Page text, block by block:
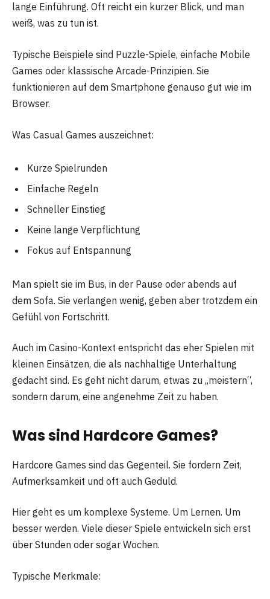
lange Einführung. Oft reicht ein kurzer Blick, und man
weiß, was zu tun ist.
Typische Beispiele sind Puzzle-Spiele, einfache Mobile
Games oder klassische Arcade-Prinzipien. Sie
funktionieren auf dem Smartphone genauso gut wie im
Browser.
Was Casual Games auszeichnet:
Kurze Spielrunden
Einfache Regeln
Schneller Einstieg
Keine lange Verpflichtung
Fokus auf Entspannung
Man spielt sie im Bus, in der Pause oder abends auf
dem Sofa. Sie verlangen wenig, geben aber trotzdem ein
Gefühl von Fortschritt.
Auch im Casino-Kontext entspricht das eher Spielen mit
kleinen Einsätzen, die als nachhaltige Unterhaltung
gedacht sind. Es geht nicht darum, etwas zu „meistern“,
sondern darum, eine angenehme Zeit zu haben.
Was sind Hardcore Games?
Hardcore Games sind das Gegenteil. Sie fordern Zeit,
Aufmerksamkeit und oft auch Geduld.
Hier geht es um komplexe Systeme. Um Lernen. Um
besser werden. Viele dieser Spiele entwickeln sich erst
über Stunden oder sogar Wochen.
Typische Merkmale: